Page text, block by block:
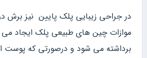
در جراحی زیبایی پلک پایین نیز برش
موازات چین های طبیعی پلک ایجاد می
برداشته می شود و درصورتی که پوست